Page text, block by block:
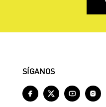
SÍGANOS
   